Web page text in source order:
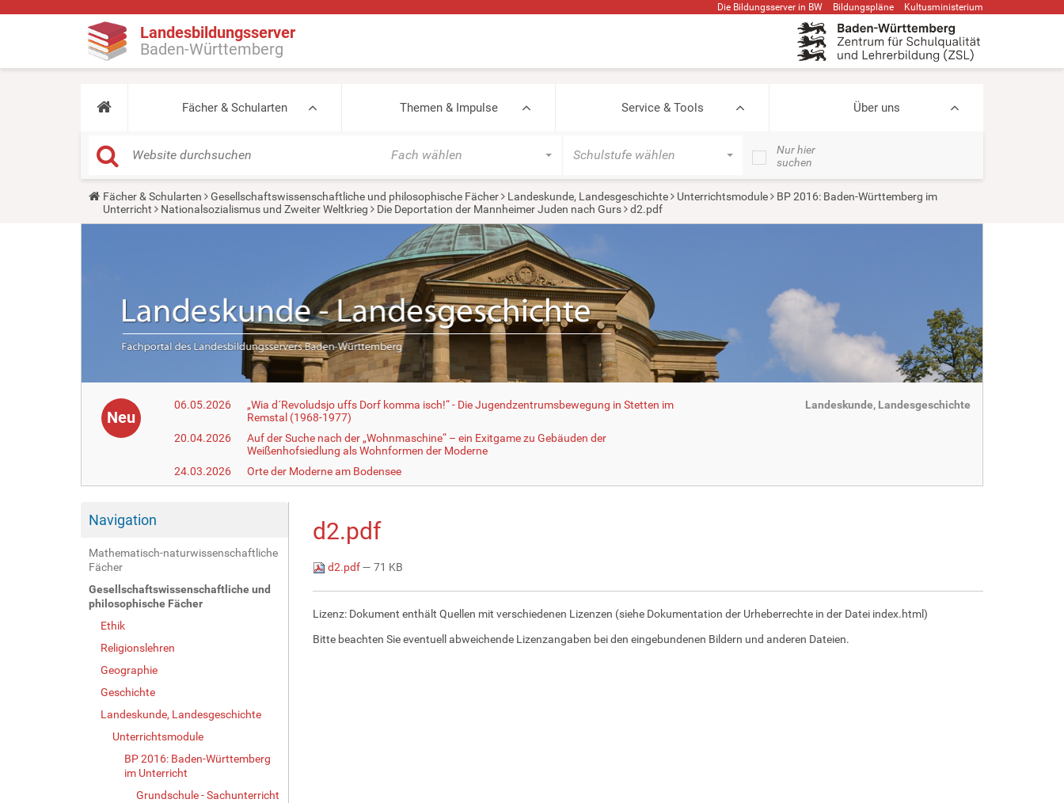
Die Bildungsserver in BW Bildungspläne Kultusministerium
Landesbildungsserver
Baden-Württemberg
Fächer & Schularten Themen & Impulse Service & Tools Über uns
Fach wählen Schulstufe wählen
Nur hier
suchen
Y
u
Fächer & Schularten Gesellschaftswissenschaftliche und philosophische Fächer Landeskunde, Landesgeschichte Unterrichtsmodule
BP 2016: Baden-Württemberg im
Unterricht
Nationalsozialismus und Zweiter Weltkrieg Die Deportation der Mannheimer Juden nach Gurs d2.pdf
Neu
06.05.2026
„Wia d´Revoludsjo uffs Dorf komma isch!“ - Die Jugendzentrumsbewegung in Stetten im
Remstal (1968-1977)
20.04.2026
Auf der Suche nach der „Wohnmaschine“ – ein Exitgame zu Gebäuden der
Weißenhofsiedlung als Wohnformen der Moderne
24.03.2026
Orte der Moderne am Bodensee
Landeskunde, Landesgeschichte
Navigation
Mathematisch-naturwissenschaftliche
Fächer
Gesellschaftswissenschaftliche und
philosophische Fächer
Ethik
Religionslehren
Geographie
Geschichte
Landeskunde, Landesgeschichte
Unterrichtsmodule
BP 2016: Baden-Württemberg
im Unterricht
Grundschule - Sachunterricht
d2.pdf
d2.pdf— 71 KB
Lizenz: Dokument enthält Quellen mit verschiedenen Lizenzen (siehe Dokumentation der Urheberrechte in der Datei index.html)
Bitte beachten Sie eventuell abweichende Lizenzangaben bei den eingebundenen Bildern und anderen Dateien.